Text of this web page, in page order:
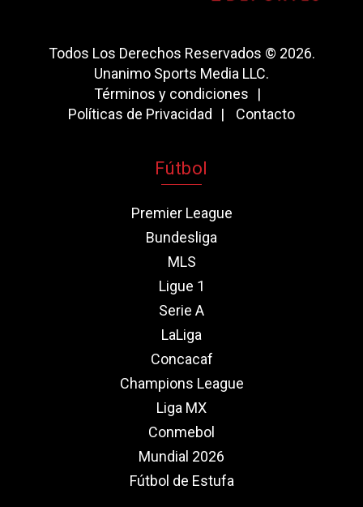
Todos Los Derechos Reservados © 2026.
Unanimo Sports Media LLC.
Términos y condiciones
Políticas de Privacidad
Contacto
Fútbol
Premier League
Bundesliga
MLS
Ligue 1
Serie A
LaLiga
Concacaf
Champions League
Liga MX
Conmebol
Mundial 2026
Fútbol de Estufa